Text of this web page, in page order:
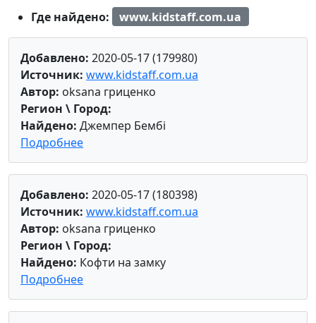
Где найдено:
www.kidstaff.com.ua
Добавлено: 2020-05-17 (179980)
Источник: www.kidstaff.com.ua
Автор: oksana гриценко
Регион \ Город:
Найдено: Джемпер Бембі
Подробнее
Добавлено: 2020-05-17 (180398)
Источник: www.kidstaff.com.ua
Автор: oksana гриценко
Регион \ Город:
Найдено: Кофти на замку
Подробнее